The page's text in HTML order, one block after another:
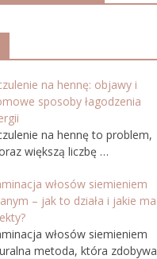
na hennę: objawy i
sposoby łagodzenia
na hennę to problem,
większą liczbę …
włosów siemieniem
– jak to działa i jakie ma
włosów siemieniem
metoda, która zdobywa